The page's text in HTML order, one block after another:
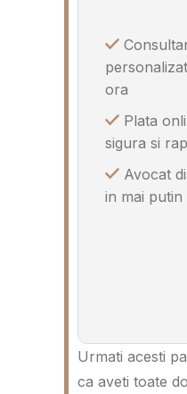
ora
Plata
sigura si
Avocat
in mai putin
Urmati acesti
ca aveti toate